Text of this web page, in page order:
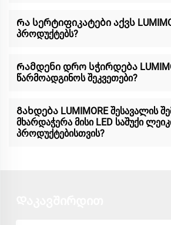
Რა სერტიფიკატები აქვს
პროდუქტებს?
Რამდენი დრო სჭირდება
წარმოადგინოს შეკვეთები?
Გახდება LUMIMORE შესავალის
მხარდაჭერა მისი LED საშუქი
პროდუქტებისთვის?